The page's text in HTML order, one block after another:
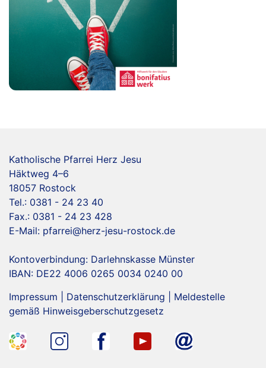
Katholische Pfarrei Herz Jesu
Häktweg 4–6
18057 Rostock
Tel.: 0381 - 24 23 40
Fax.: 0381 - 24 23 428
E-Mail: pfarrei@herz-jesu-rostock.de
Kontoverbindung: Darlehnskasse Münster
IBAN: DE22 4006 0265 0034 0240 00
Impressum
Datenschutzerklärung
Meldestelle
gemäß Hinweisgeberschutzgesetz